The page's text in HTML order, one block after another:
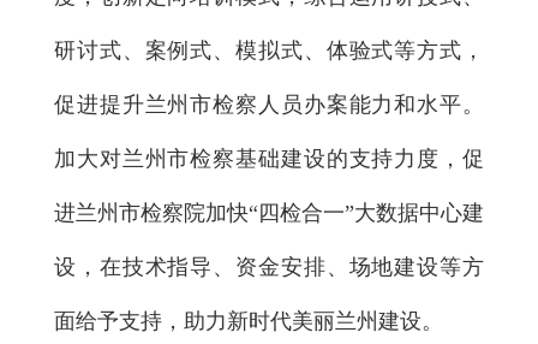
研讨式、案例式、模拟式、体验式等方式，
促进提升兰州市检察人员办案能力和水平。
加大对兰州市检察基础建设的支持力度，促
进兰州市检察院加快“四检合一”大数据中心建
设，在技术指导、资金安排、场地建设等方
面给予支持，助力新时代美丽兰州建设。